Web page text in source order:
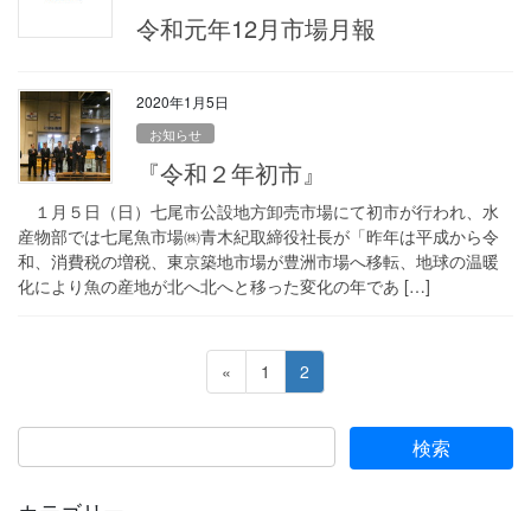
令和元年12月市場月報
2020年1月5日
お知らせ
『令和２年初市』
１月５日（日）七尾市公設地方卸売市場にて初市が行われ、水
産物部では七尾魚市場㈱青木紀取締役社長が「昨年は平成から令
和、消費税の増税、東京築地市場が豊洲市場へ移転、地球の温暖
化により魚の産地が北へ北へと移った変化の年であ […]
の
ペ
«
ペ
ー
ジ
1
ペ
ー
ジ
2